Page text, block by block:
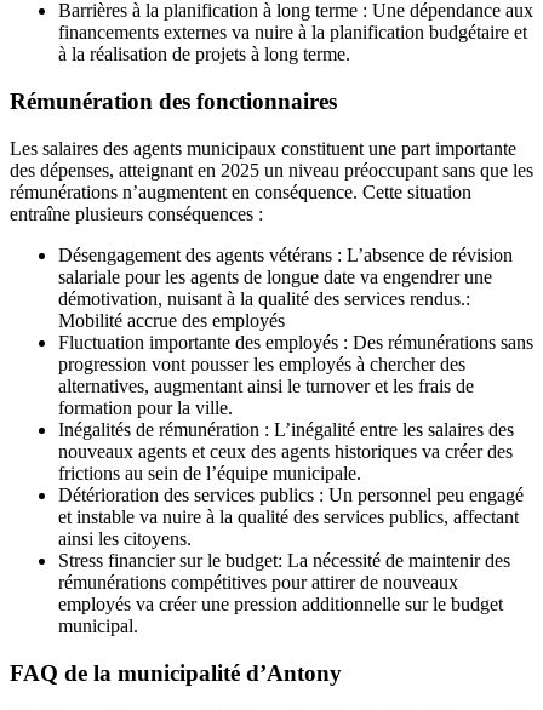
Barrières à la planification à long terme : Une dépendance aux
financements externes va nuire à la planification budgétaire et
à la réalisation de projets à long terme.
Rémunération des fonctionnaires
Les salaires des agents municipaux constituent une part importante
des dépenses, atteignant en 2025 un niveau préoccupant sans que les
rémunérations n’augmentent en conséquence. Cette situation
entraîne plusieurs conséquences :
Désengagement des agents vétérans : L’absence de révision
salariale pour les agents de longue date va engendrer une
démotivation, nuisant à la qualité des services rendus.:
Mobilité accrue des employés
Fluctuation importante des employés : Des rémunérations sans
progression vont pousser les employés à chercher des
alternatives, augmentant ainsi le turnover et les frais de
formation pour la ville.
Inégalités de rémunération : L’inégalité entre les salaires des
nouveaux agents et ceux des agents historiques va créer des
frictions au sein de l’équipe municipale.
Détérioration des services publics : Un personnel peu engagé
et instable va nuire à la qualité des services publics, affectant
ainsi les citoyens.
Stress financier sur le budget: La nécessité de maintenir des
rémunérations compétitives pour attirer de nouveaux
employés va créer une pression additionnelle sur le budget
municipal.
FAQ de la municipalité d’Antony